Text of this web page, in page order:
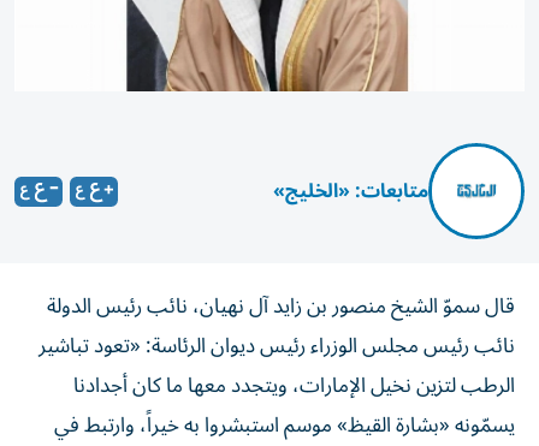
متابعات: «الخليج»
قال سموّ الشيخ منصور بن زايد آل نهيان، نائب رئيس الدولة
نائب رئيس مجلس الوزراء رئيس ديوان الرئاسة: «تعود تباشير
الرطب لتزين نخيل الإمارات، ويتجدد معها ما كان أجدادنا
يسمّونه «بشارة القيظ» موسم استبشروا به خيراً، وارتبط في